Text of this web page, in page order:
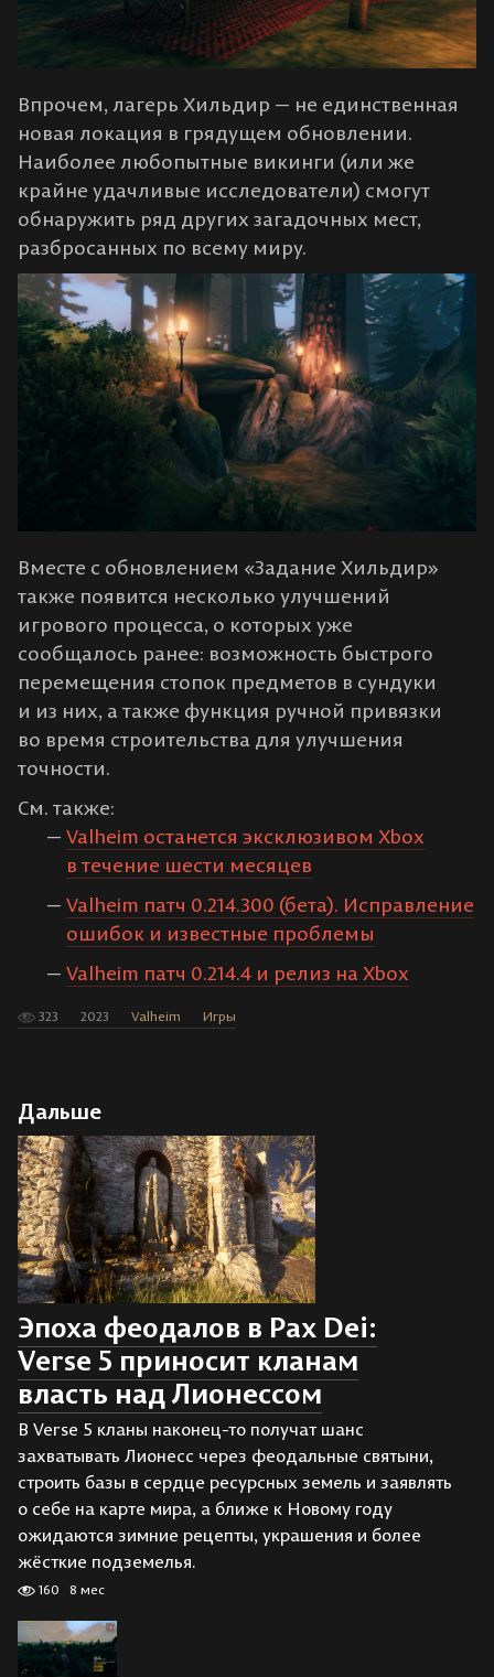
Впрочем, лагерь Хильдир — не единственная
новая локация в грядущем обновлении.
Наиболее любопытные викинги (или же
крайне удачливые исследователи) смогут
обнаружить ряд других загадочных мест,
разбросанных по всему миру.
Вместе с обновлением «Задание Хильдир»
также появится несколько улучшений
игрового процесса, о которых уже
сообщалось ранее: возможность быстрого
перемещения стопок предметов в сундуки
и из них, а также функция ручной привязки
во время строительства для улучшения
точности.
См. также:
Valheim останется эксклюзивом Xbox
в течение шести месяцев
Valheim патч 0.214.300 (бета). Исправление
ошибок и известные проблемы
Valheim патч 0.214.4 и релиз на Xbox
323 2023 Valheim Игры
Дальше
Эпоха феодалов в Pax Dei:
Verse 5 приносит кланам
власть над Лионессом
В Verse 5 кланы наконец-то получат шанс
захватывать Лионесс через феодальные святыни,
строить базы в сердце ресурсных земель и заявлять
о себе на карте мира, а ближе к Новому году
ожидаются зимние рецепты, украшения и более
жёсткие подземелья.
160 8 мес